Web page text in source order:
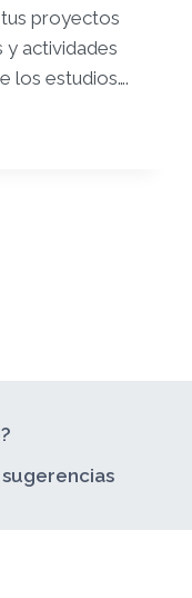
proyectos
y actividades
los estudios….